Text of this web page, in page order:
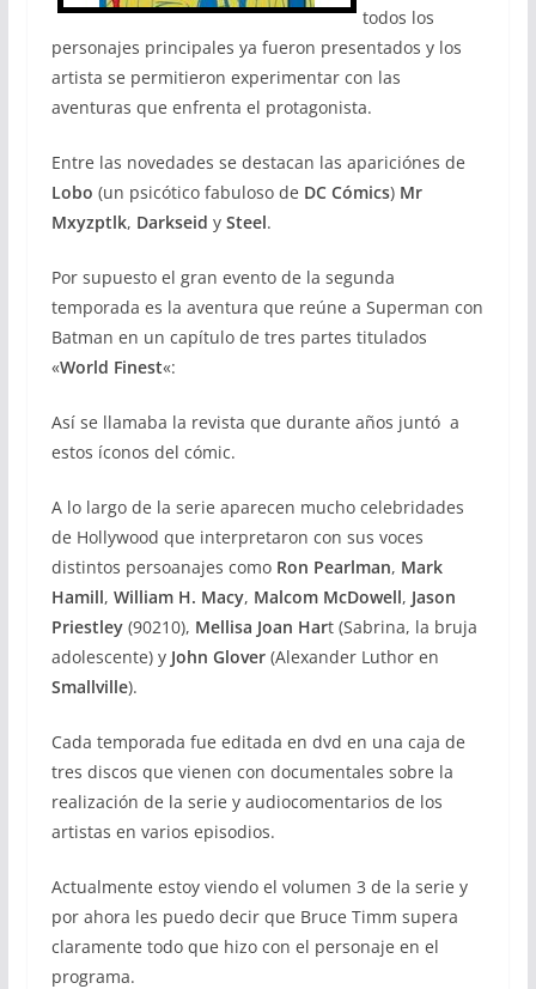
todos los
personajes principales ya fueron presentados y los
artista se permitieron experimentar con las
aventuras que enfrenta el protagonista.
Entre las novedades se destacan las apariciónes de
Lobo (un psicótico fabuloso de DC Cómics) Mr
Mxyzptlk, Darkseid y Steel.
Por supuesto el gran evento de la segunda
temporada es la aventura que reúne a Superman con
Batman en un capítulo de tres partes titulados
«World Finest«:
Así se llamaba la revista que durante años juntó a
estos íconos del cómic.
A lo largo de la serie aparecen mucho celebridades
de Hollywood que interpretaron con sus voces
distintos persoanajes como Ron Pearlman, Mark
Hamill, William H. Macy, Malcom McDowell, Jason
Priestley(90210), Mellisa Joan Hart (Sabrina, la bruja
adolescente) y John Glover(Alexander Luthor en
Smallville).
Cada temporada fue editada en dvd en una caja de
tres discos que vienen con documentales sobre la
realización de la serie y audiocomentarios de los
artistas en varios episodios.
Actualmente estoy viendo el volumen 3 de la serie y
por ahora les puedo decir que Bruce Timm supera
claramente todo que hizo con el personaje en el
programa.